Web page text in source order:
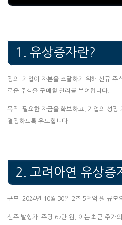
1. 유상증자란?
정의: 기업이 자본을 조달하기 위해 신규 주
로운 주식을 구매할 권리를 부여합니다.
목적: 필요한 자금을 확보하고, 기업의 성장
결정하도록 유도합니다.
2. 고려아연 유상증
규모: 2024년 10월 30일 2조 5천억 원 규모
신주 발행가: 주당 67만 원, 이는 최근 주가